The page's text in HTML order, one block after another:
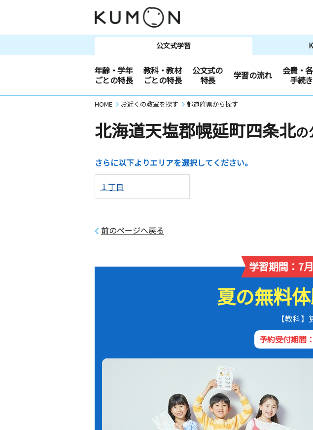
公文式学習
年齢・学年
ごとの特長
教科・教材
ごとの特長
公文式の
特長
学習の流れ
会費・
手続き
HOME お近くの教室を探す 都道府県から探す
北海道天塩郡幌延町四条北の
さらに以下よりエリアを選択してください。
１丁目
前のページへ戻る
学習期間：7
夏の無料
【教科
予約受付期間